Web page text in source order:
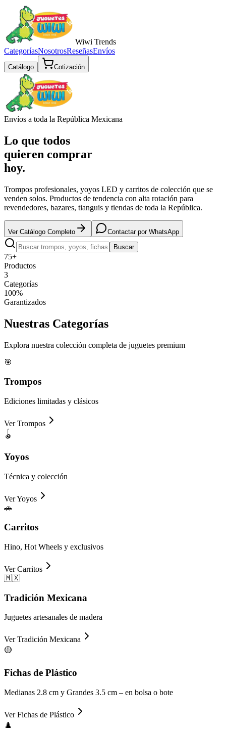
Wiwi Trends
CategoríasNosotrosReseñasEnvíos
Catálogo Cotización
Envíos a toda la República Mexicana
Lo que todos
quieren comprar
hoy.
Trompos profesionales, yoyos LED y carritos de colección que se
venden solos. Productos de tendencia con alta rotación para
revendedores, bazares, tianguis y tiendas de toda la República.
Ver Catálogo Completo
Contactar por WhatsApp
Buscar
75+
Productos
3
Categorías
100%
Garantizados
Nuestras Categorías
Explora nuestra colección completa de juguetes premium
🎯
Trompos
Ediciones limitadas y clásicos
VerTrompos
🪀
Yoyos
Técnica y colección
VerYoyos
🚗
Carritos
Hino, Hot Wheels y exclusivos
VerCarritos
🇲🇽
Tradición Mexicana
Juguetes artesanales de madera
VerTradición Mexicana
🟡
Fichas de Plástico
Medianas 2.8 cm y Grandes 3.5 cm – en bolsa o bote
VerFichas de Plástico
♟️